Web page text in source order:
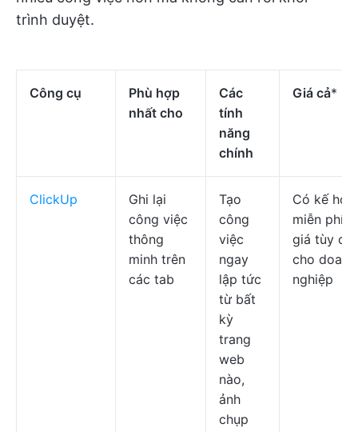
trình duyệt.
Công cụ
Phù hợp
nhất cho
Các
tính
năng
chính
Giá cả*
ClickUp
Ghi lại
công việc
thông
minh trên
các tab
Tạo
công
việc
ngay
lập tức
từ bất
kỳ
trang
web
nào,
ảnh
chụp
Có kế
miễn phí;
giá tùy
cho doanh
nghiệp